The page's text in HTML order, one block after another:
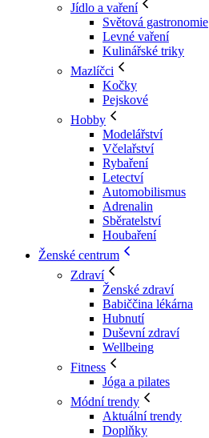
Jídlo a vaření
Světová gastronomie
Levné vaření
Kulinářské triky
Mazlíčci
Kočky
Pejskové
Hobby
Modelářství
Včelařství
Rybaření
Letectví
Automobilismus
Adrenalin
Sběratelství
Houbaření
Ženské centrum
Zdraví
Ženské zdraví
Babiččina lékárna
Hubnutí
Duševní zdraví
Wellbeing
Fitness
Jóga a pilates
Módní trendy
Aktuální trendy
Doplňky